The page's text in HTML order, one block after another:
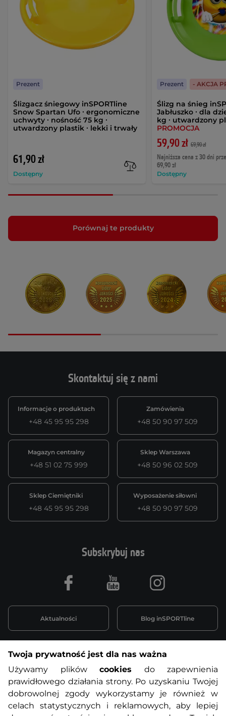
Ślizgacz śniegowy inSPORTline
Snow Spartan Ufo ∙ ergonomiczne
uchwyty ∙ nośność 75 kg ∙
utwardzony plastik ∙ lekki i trwały
61,90 zł
Dostępny
Prezent
Ślizg na śnieg
Jabłuszko ∙ dla
kg ∙ utwardzony
PROMOCJA
59,90 zł 69,90 zł
Najniższa cena z 30 dni
69,90 zł
Dostępny
Prezent - AKCJA
Porównaj te produkty
Skontaktuj się z nami
Informacje o produktach
+48 45 95 95 298
Zamówienia
+48 50 90 97 509
Magazyn centralny
+48 51 02 75 999
Sklep Warszawa
+48 50 96 02 509
Sklep Ciemiętniki
+48 45 95 95 298
Wyposażenie siłowni
+48 50 90 97 509
Informacje o zakupach
O nas Regulamin sklepu
Subskrybuj nas
Aktualności Blog inSPORTline
Facebook Youtube Instagram
Twoja prywatność jest dla nas ważna
Używamy plików cookies do zapewnienia
prawidłowego działania strony. Po uzyskaniu Twojej
dobrowolnej zgody wykorzystamy je również w
celach statystycznych i reklamowych, aby lepiej